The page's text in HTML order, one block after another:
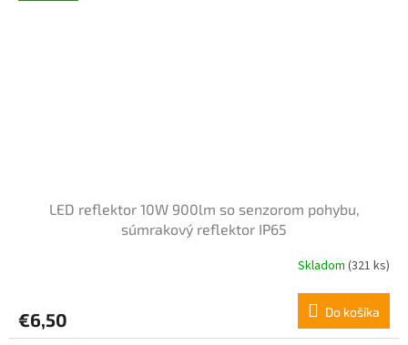
LED reflektor 10W 900lm so senzorom pohybu,
súmrakový reflektor IP65
Skladom (321 ks)
€6,50 Do košíka